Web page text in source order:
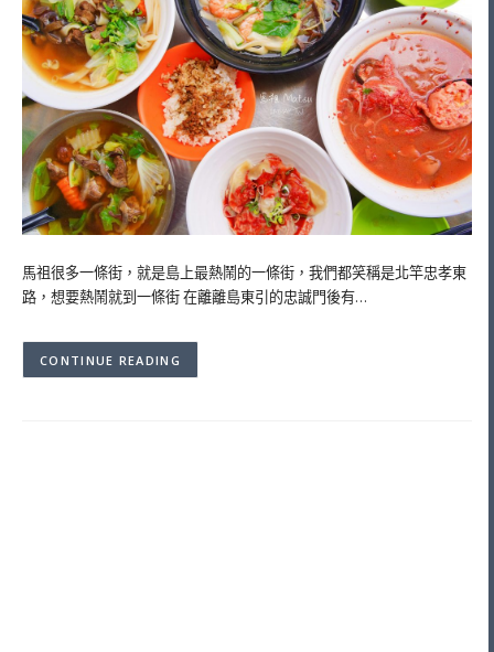
馬祖很多一條街，就是島上最熱鬧的一條街，我們都笑稱是北竿忠孝東
路，想要熱鬧就到一條街 在離離島東引的忠誠門後有…
CONTINUE READING